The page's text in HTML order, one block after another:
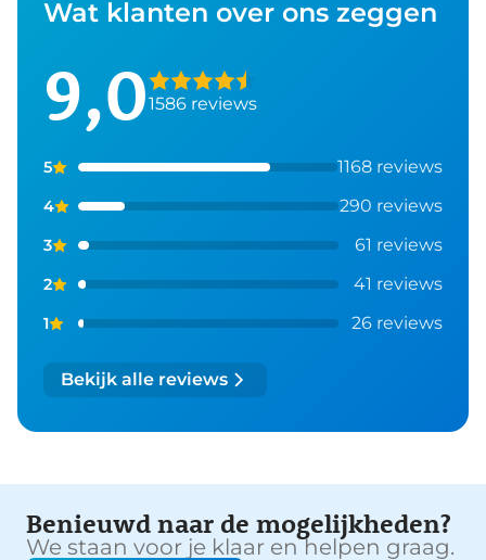
Wat klanten over ons zeggen
9,01586 reviews
5 1168 reviews
4 290 reviews
3 61 reviews
2 41 reviews
1 26 reviews
Bekijk alle reviews
Benieuwd naar de mogelijkheden?
We staan voor je klaar en helpen graag.